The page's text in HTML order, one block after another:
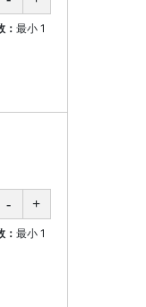
： 最小 1
： 最小 1